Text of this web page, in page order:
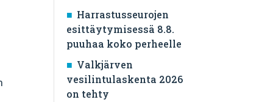
Harrastusseurojen
esittäytymisessä 8.8.
puuhaa koko perheelle
Valkjärven
vesilintulaskenta 2026
on tehty